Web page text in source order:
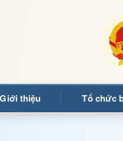
Giới thiệu Tổ chức
tử xã Mường Ảng